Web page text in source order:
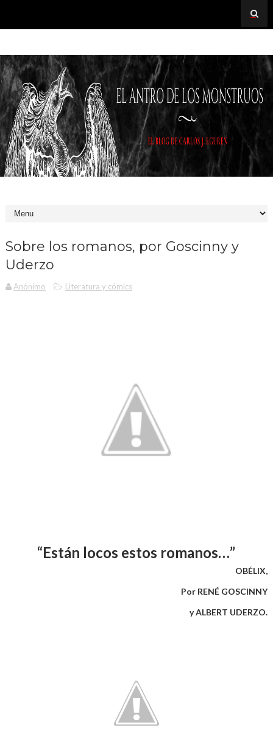
Sobre los romanos, por Goscinny y
Uderzo
Anónimo Literatura y cómics
“Están locos estos romanos…”
OBÉLIX,
Por RENÉ GOSCINNY
y ALBERT UDERZO.